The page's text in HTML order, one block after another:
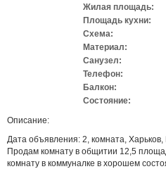
Жилая площадь:
Площадь кухни:
Схема:
Материал:
Санузел:
Телефон:
Балкон:
Состояние:
Описание:
Дата объявления: 2, комната,
Продам комнату в общитии 12,5
комнату в коммуналке в хорошем